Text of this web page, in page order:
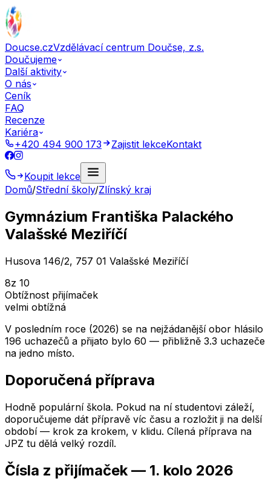
Doucse.czVzdělávací centrum Doučse, z.s.
Doučujeme
Další aktivity
O nás
Ceník
FAQ
Recenze
Kariéra
+420 494 900 173
Zajistit lekceKontakt
Koupit lekce
Domů/Střední školy/Zlínský kraj
Gymnázium Františka Palackého
Valašské Meziříčí
Husova 146/2, 757 01 Valašské Meziříčí
8z 10
Obtížnost přijímaček
velmi obtížná
V posledním roce (2026) se na nejžádanější obor hlásilo
196 uchazečů a přijato bylo 60 — přibližně 3.3 uchazeče
na jedno místo.
Doporučená příprava
Hodně populární škola. Pokud na ní studentovi záleží,
doporučujeme dát přípravě víc času a rozložit ji na delší
období — krok za krokem, v klidu. Cílená příprava na
JPZ tu dělá velký rozdíl.
Čísla z přijímaček — 1. kolo 2026